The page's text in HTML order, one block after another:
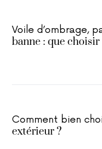
Voile d’ombrage,
banne : que
Comment bien
extérieur ?